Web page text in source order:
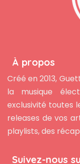
À propos
Créé en 2013,
la musique
exclusivité toutes
releases de vos
playlists, des
Suivez-nous